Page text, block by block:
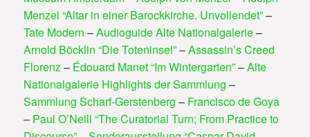
Menzel “Altar in einer Barockkirche. Unvollendet”–
Tate Modern –Audioguide Alte Nationalgalerie–
Arnold Böcklin “Die Toteninsel”–Assassin’s Creed
Florenz– Édouard Manet “Im Wintergarten”–Alte
Nationalgalerie Highlights der Sammlung –
Sammlung Scharf-Gerstenberg – Francisco de Goya
– Paul O’Neill “The Curatorial Turn; From Practice to